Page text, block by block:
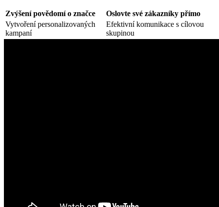
Zvýšení povědomí o značce
Oslovte své zákazníky přímo
Vytvoření personalizovaných
kampaní
Efektivní komunikace s cílovou
skupinou